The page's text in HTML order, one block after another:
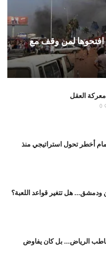
افتحوها لمن وقف مع
العقل
0
أخطر تحول استراتيجي منذ
ودمشق... هل تتغير قواعد اللعبة؟
الرياض... بل كان يفاوض